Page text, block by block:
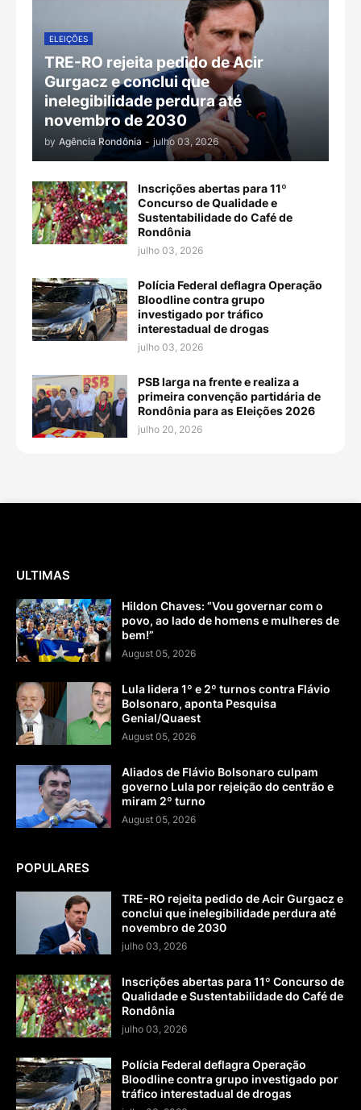
ELEIÇÕES
TRE-RO rejeita pedido de Acir
Gurgacz e conclui que
inelegibilidade perdura até
novembro de 2030
by Agência Rondônia - julho 03, 2026
Inscrições abertas para 11º
Concurso de Qualidade e
Sustentabilidade do Café de
Rondônia
julho 03, 2026
Polícia Federal deflagra Operação
Bloodline contra grupo
investigado por tráfico
interestadual de drogas
julho 03, 2026
PSB larga na frente e realiza a
primeira convenção partidária de
Rondônia para as Eleições 2026
julho 20, 2026
ULTIMAS
Hildon Chaves: “Vou governar com o
povo, ao lado de homens e mulheres de
bem!”
August 05, 2026
Lula lidera 1º e 2º turnos contra Flávio
Bolsonaro, aponta Pesquisa
Genial/Quaest
August 05, 2026
Aliados de Flávio Bolsonaro culpam
governo Lula por rejeição do centrão e
miram 2º turno
August 05, 2026
POPULARES
TRE-RO rejeita pedido de Acir Gurgacz e
conclui que inelegibilidade perdura até
novembro de 2030
julho 03, 2026
Inscrições abertas para 11º Concurso de
Qualidade e Sustentabilidade do Café de
Rondônia
julho 03, 2026
Polícia Federal deflagra Operação
Bloodline contra grupo investigado por
tráfico interestadual de drogas